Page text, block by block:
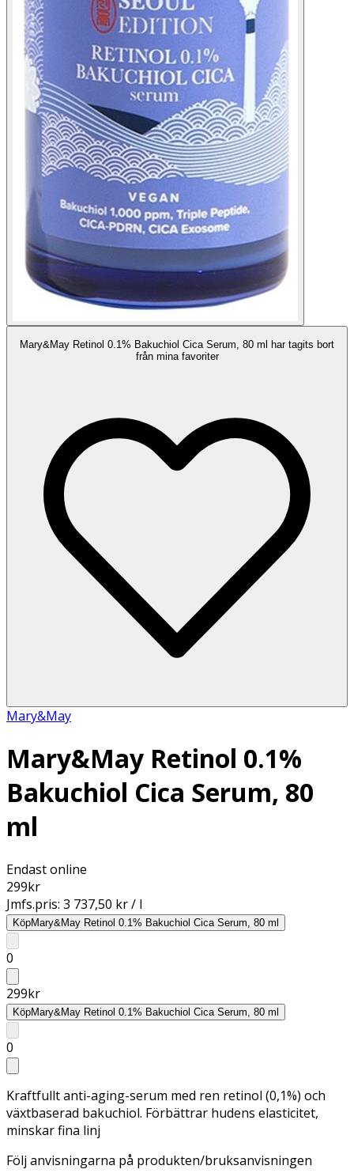
Mary&May Retinol 0.1% Bakuchiol Cica Serum, 80 ml har tagits bort
från mina favoriter
Mary&May
Mary&May Retinol 0.1%
Bakuchiol Cica Serum, 80
ml
Endast online
299kr
Jmfs.pris: 3 737,50 kr / l
KöpMary&May Retinol 0.1% Bakuchiol Cica Serum, 80 ml
0
299kr
KöpMary&May Retinol 0.1% Bakuchiol Cica Serum, 80 ml
0
Kraftfullt anti-aging-serum med ren retinol (0,1%) och
växtbaserad bakuchiol. Förbättrar hudens elasticitet,
minskar fina linj
Följ anvisningarna på produkten/bruksanvisningen